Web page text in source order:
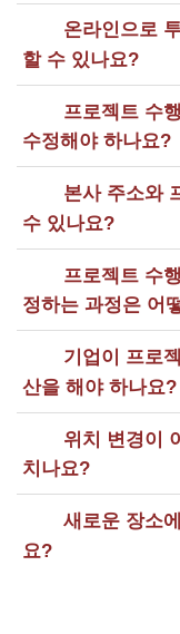
온라인으로
할 수 있나요?
프로젝트 수
수정해야 하나요?
본사 주소와
수 있나요?
프로젝트 수
정하는 과정은 어
기업이 프로
산을 해야 하나요?
위치 변경이
치나요?
새로운 장소
요?